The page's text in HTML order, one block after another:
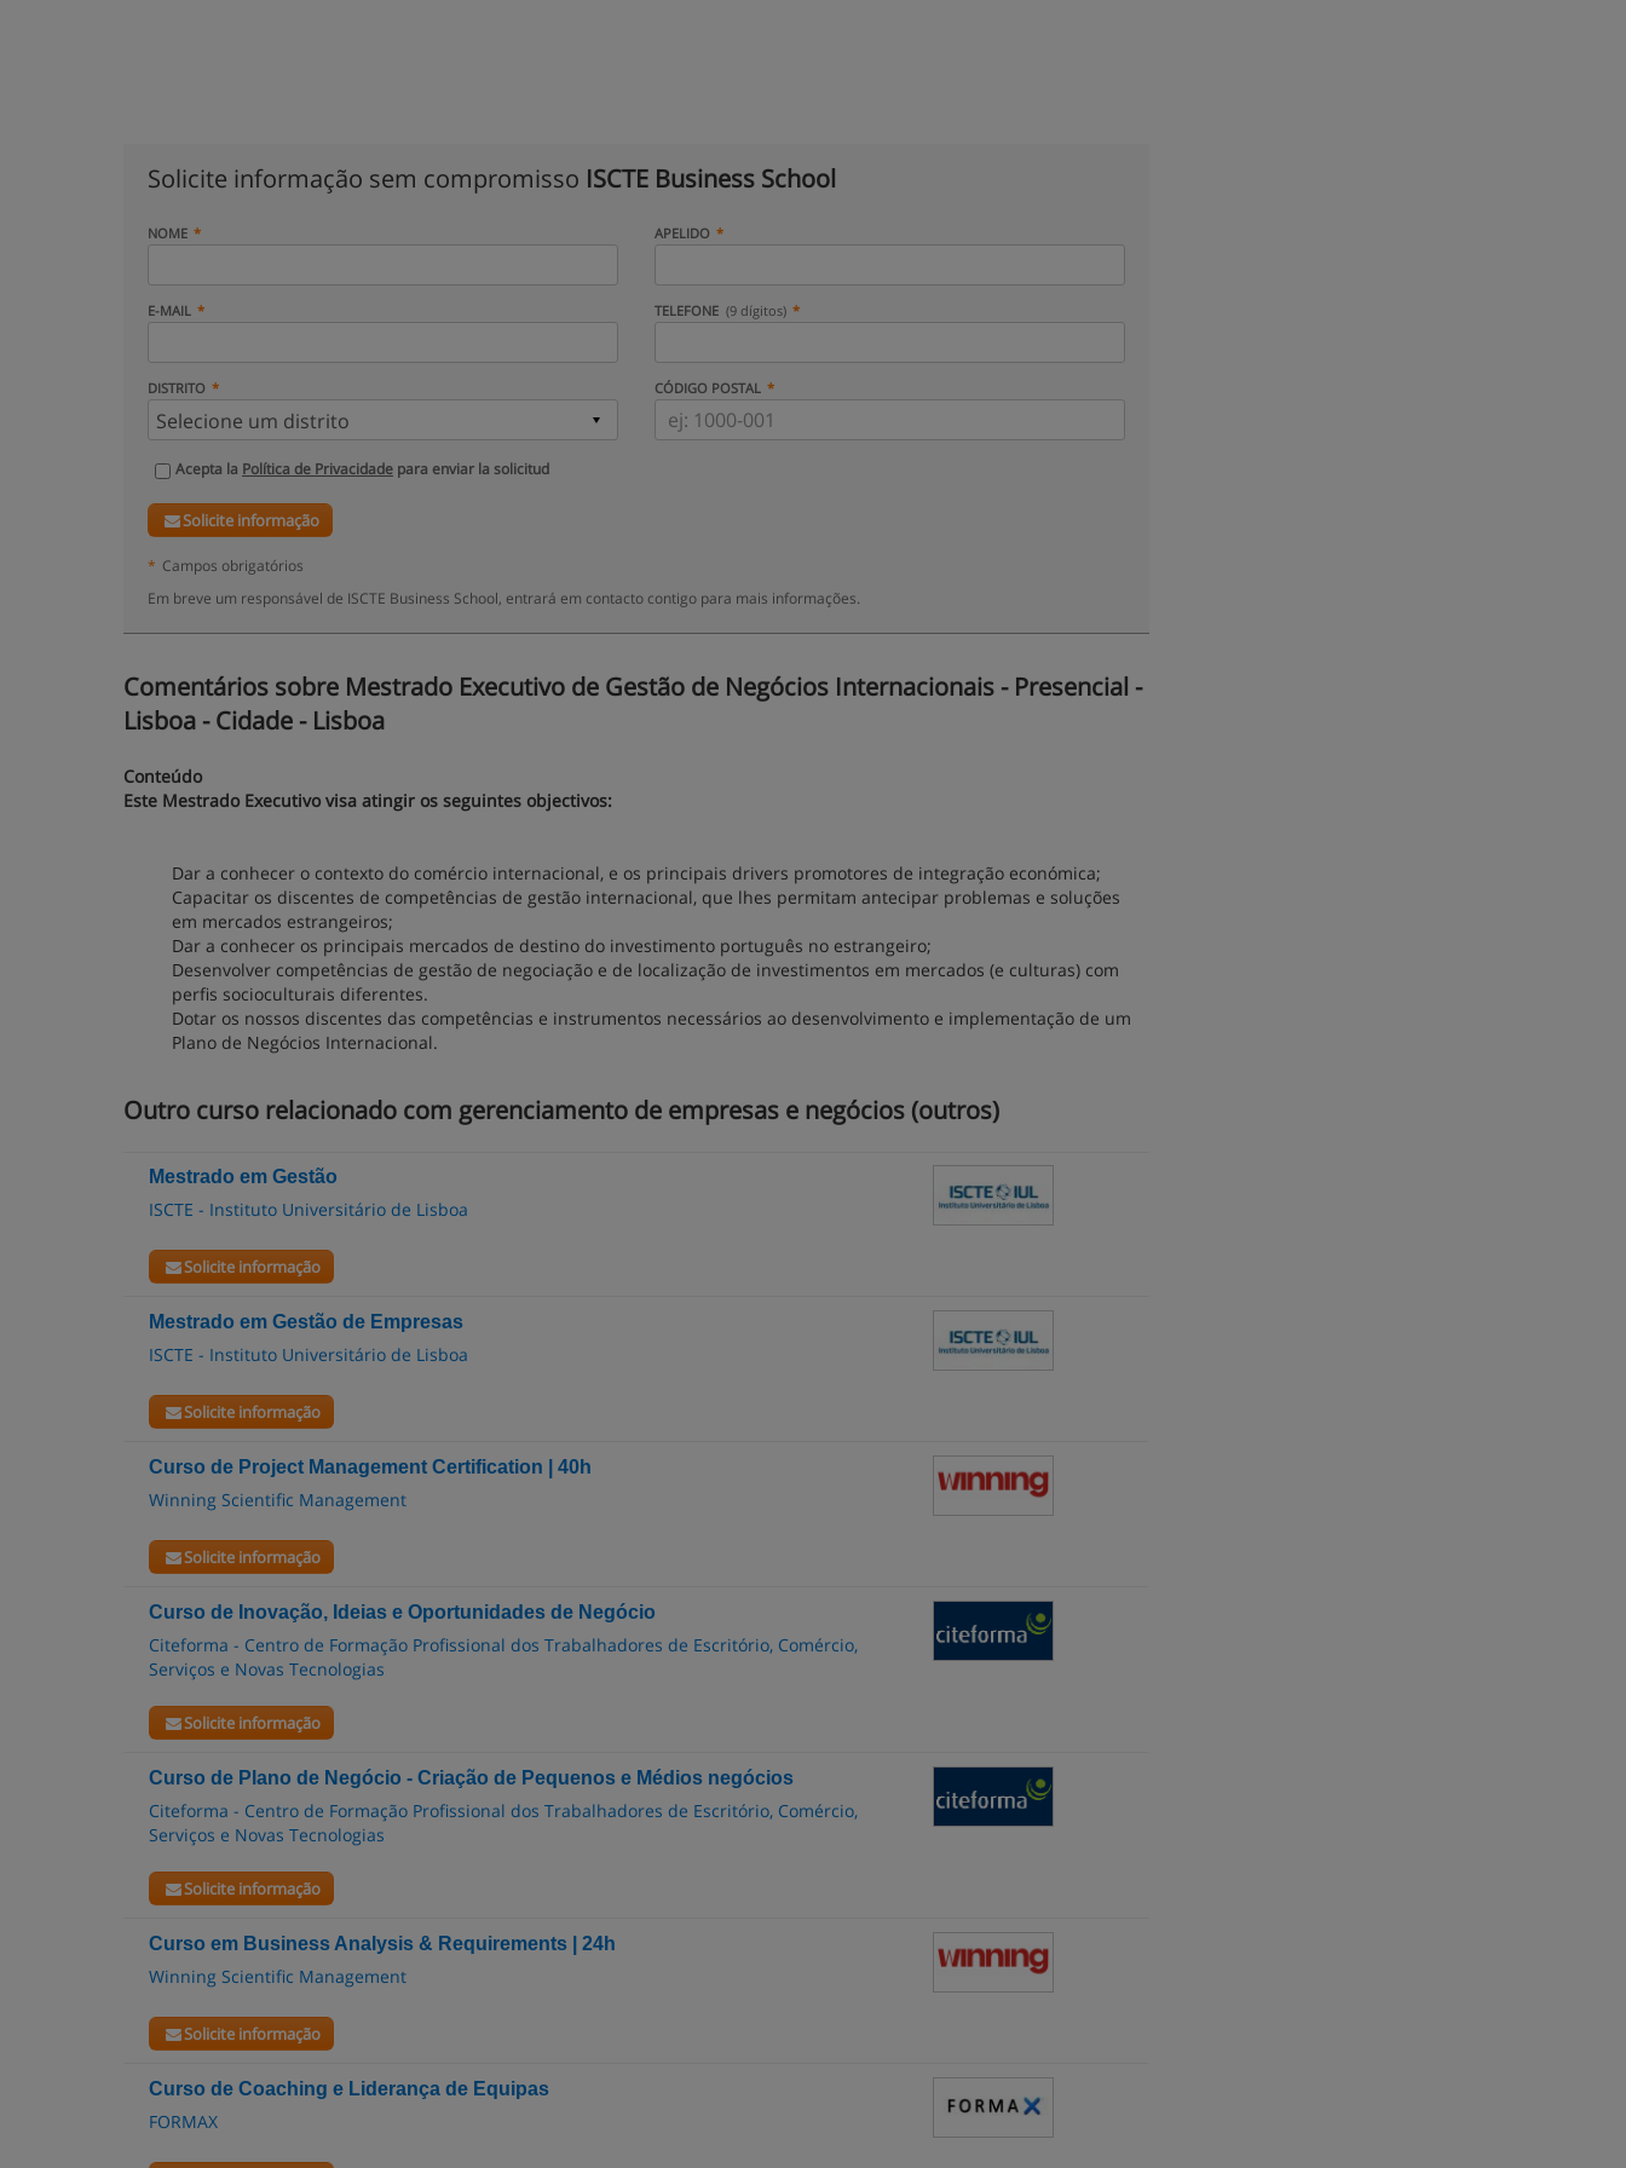
Solicite informação sem compromisso ISCTE Business School
NOME APELIDO
E-MAIL TELEFONE (9 dígitos)
DISTRITO CÓDIGO POSTAL
Acepta la Política de Privacidade para enviar la solicitud
Solicite informação
* Campos obrigatórios
Em breve um responsável de ISCTE Business School, entrará em contacto contigo para mais informações.
Comentários sobre Mestrado Executivo de Gestão de Negócios Internacionais - Presencial -
Lisboa - Cidade - Lisboa
Conteúdo
Este Mestrado Executivo visa atingir os seguintes objectivos:
Dar a conhecer o contexto do comércio internacional, e os principais drivers promotores de integração económica;
Capacitar os discentes de competências de gestão internacional, que lhes permitam antecipar problemas e soluções
em mercados estrangeiros;
Dar a conhecer os principais mercados de destino do investimento português no estrangeiro;
Desenvolver competências de gestão de negociação e de localização de investimentos em mercados (e culturas) com
perfis socioculturais diferentes.
Dotar os nossos discentes das competências e instrumentos necessários ao desenvolvimento e implementação de um
Plano de Negócios Internacional.
Outro curso relacionado com gerenciamento de empresas e negócios (outros)
Mestrado em Gestão
ISCTE - Instituto Universitário de Lisboa
Solicite informação
Mestrado em Gestão de Empresas
ISCTE - Instituto Universitário de Lisboa
Solicite informação
Curso de Project Management Certification | 40h
Winning Scientific Management
Solicite informação
Curso de Inovação, Ideias e Oportunidades de Negócio
Citeforma - Centro de Formação Profissional dos Trabalhadores de Escritório, Comércio,
Serviços e Novas Tecnologias
Solicite informação
Curso de Plano de Negócio - Criação de Pequenos e Médios negócios
Citeforma - Centro de Formação Profissional dos Trabalhadores de Escritório, Comércio,
Serviços e Novas Tecnologias
Solicite informação
Curso em Business Analysis & Requirements | 24h
Winning Scientific Management
Solicite informação
Curso de Coaching e Liderança de Equipas
FORMAX